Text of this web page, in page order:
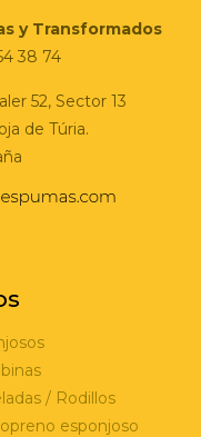
y Transformados
38 74
52, Sector 13
de Túria.
/ Rodillos
esponjoso